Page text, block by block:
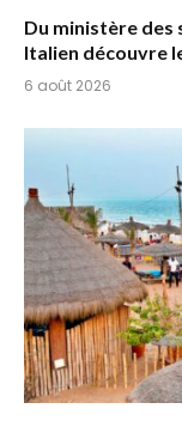
Du ministère des
Italien découvre
6 août 2026